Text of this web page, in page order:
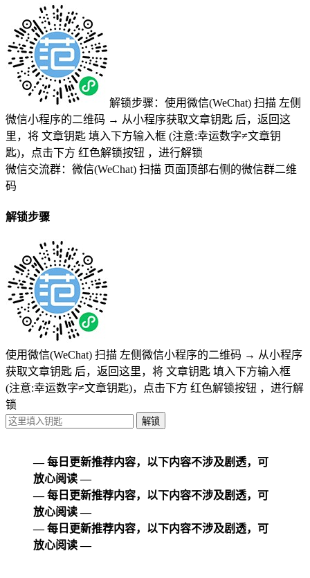
解锁步骤：使用微信(WeChat) 扫描 左侧
微信小程序的二维码 → 从小程序获取文章钥匙 后，返回这
里，将 文章钥匙 填入下方输入框 (注意:幸运数字≠文章钥
匙)，点击下方 红色解锁按钮 ，进行解锁
微信交流群：微信(WeChat) 扫描 页面顶部右侧的微信群二维
码
解锁步骤
使用微信(WeChat) 扫描 左侧微信小程序的二维码 → 从小程序
获取文章钥匙 后，返回这里，将 文章钥匙 填入下方输入框
(注意:幸运数字≠文章钥匙)，点击下方 红色解锁按钮 ，进行解
锁
— 每日更新推荐内容，以下内容不涉及剧透，可
放心阅读 —
— 每日更新推荐内容，以下内容不涉及剧透，可
放心阅读 —
— 每日更新推荐内容，以下内容不涉及剧透，可
放心阅读 —